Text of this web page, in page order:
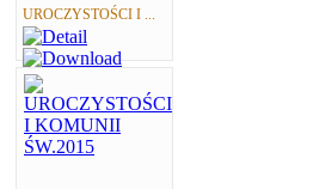
UROCZYSTOŚCI I ...